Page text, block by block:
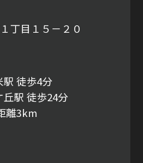
ラリー
丁目１５－２０
徒歩4分
駅 徒歩24分
離3km